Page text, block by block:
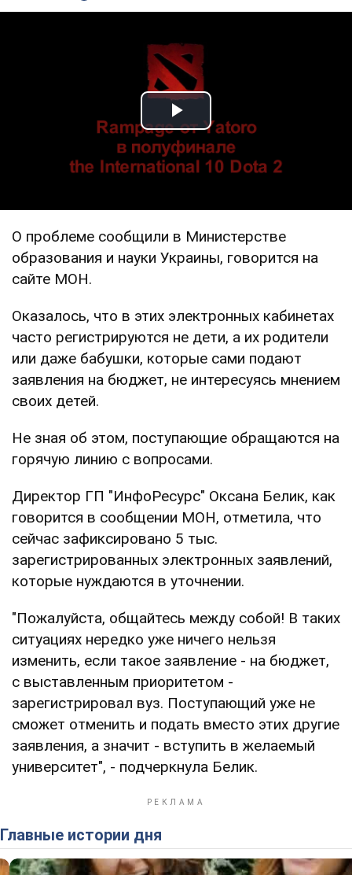
Play Video
О проблеме сообщили в Министерстве
образования и науки Украины, говорится на
сайте МОН.
Оказалось, что в этих электронных кабинетах
часто регистрируются не дети, а их родители
или даже бабушки, которые сами подают
заявления на бюджет, не интересуясь мнением
своих детей.
Не зная об этом, поступающие обращаются на
горячую линию с вопросами.
Директор ГП "ИнфоРесурс" Оксана Белик, как
говорится в сообщении МОН, отметила, что
сейчас зафиксировано 5 тыс.
зарегистрированных электронных заявлений,
которые нуждаются в уточнении.
"Пожалуйста, общайтесь между собой! В таких
ситуациях нередко уже ничего нельзя
изменить, если такое заявление - на бюджет,
с выставленным приоритетом -
зарегистрировал вуз. Поступающий уже не
сможет отменить и подать вместо этих другие
заявления, а значит - вступить в желаемый
университет", - подчеркнула Белик.
Главные истории дня